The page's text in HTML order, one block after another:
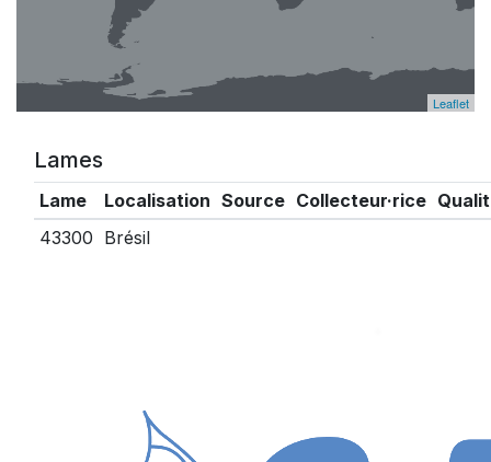
Leaflet
Lames
Lame Localisation Source Collecteur·rice
43300 Brésil